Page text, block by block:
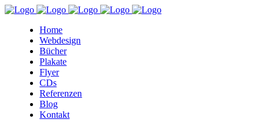
Home
Webdesign
Bücher
Plakate
Flyer
CDs
Referenzen
Blog
Kontakt